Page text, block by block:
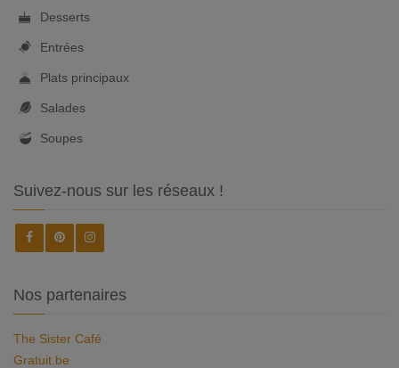
Desserts
Entrées
Plats principaux
Salades
Soupes
Suivez-nous sur les réseaux !
Nos partenaires
The Sister Café
Gratuit.be